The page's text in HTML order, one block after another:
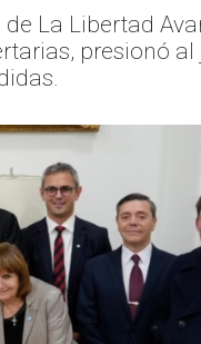
La Libertad
presionó